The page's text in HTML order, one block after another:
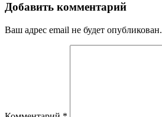
Добавить комментарий
Ваш адрес email не будет опубликован.